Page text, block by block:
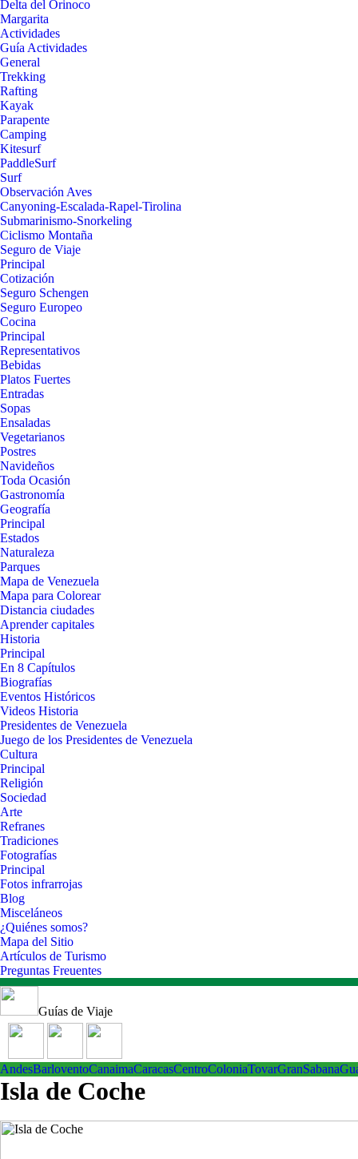
Delta del Orinoco
Margarita
Actividades
Guía Actividades
General
Trekking
Rafting
Kayak
Parapente
Camping
Kitesurf
PaddleSurf
Surf
Observación Aves
Canyoning-Escalada-Rapel-Tirolina
Submarinismo-Snorkeling
Ciclismo Montaña
Seguro de Viaje
Principal
Cotización
Seguro Schengen
Seguro Europeo
Cocina
Principal
Representativos
Bebidas
Platos Fuertes
Entradas
Sopas
Ensaladas
Vegetarianos
Postres
Navideños
Toda Ocasión
Gastronomía
Geografía
Principal
Estados
Naturaleza
Parques
Mapa de Venezuela
Mapa para Colorear
Distancia ciudades
Aprender capitales
Historia
Principal
En 8 Capítulos
Biografías
Eventos Históricos
Videos Historia
Presidentes de Venezuela
Juego de los Presidentes de Venezuela
Cultura
Principal
Religión
Sociedad
Arte
Refranes
Tradiciones
Fotografías
Principal
Fotos infrarrojas
Blog
Misceláneos
¿Quiénes somos?
Mapa del Sitio
Artículos de Turismo
Preguntas Freuentes
Guías de Viaje
AndesBarloventoCanaimaCaracasCentroColoniaTovarGranSabana
Isla de Coche